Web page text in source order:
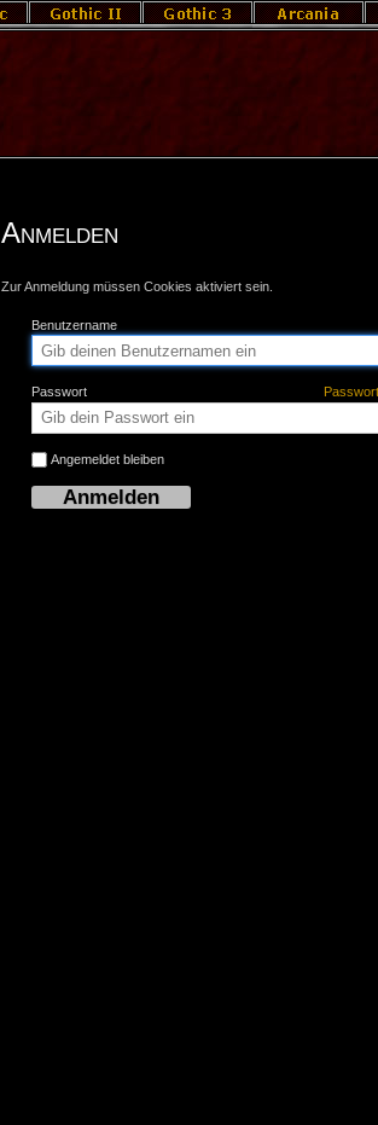
Anmelden
Zur Anmeldung müssen Cookies aktiviert sein.
Benutzername
Passwort
Angemeldet bleiben